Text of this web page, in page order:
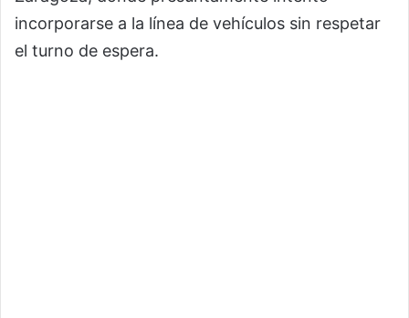
incorporarse a la línea de vehículos sin respetar
el turno de espera.